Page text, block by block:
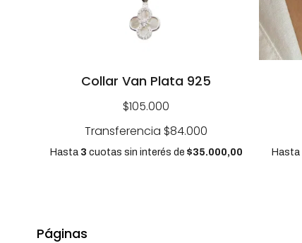
Collar Van Plata 925
$105.000
Transferencia $84.000
Hasta 3 cuotas sin interés de $35.000,00 Hasta
Páginas